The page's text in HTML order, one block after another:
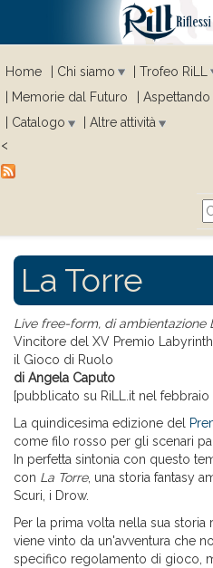
Home Chi siamo Trofeo RiLL
Memorie dal Futuro
Aspettando
Catalogo
Altre attività
<
La Torre
Live free-form, di ambientazione
Vincitore del XV Premio
il Gioco di Ruolo
di Angela Caputo
[pubblicato su RiLL.it nel febbraio
La quindicesima edizione del
come filo rosso per gli scenari
In perfetta sintonia con questo
con La Torre, una storia fantasy
Scuri, i Drow.
Per la prima volta nella sua
viene vinto da un'avventura che
specifico regolamento di gioco,